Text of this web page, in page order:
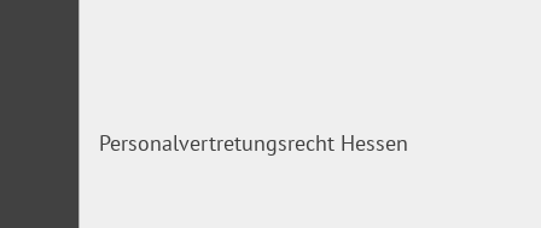
werden? Welche Konsequenzen drohen, wenn die
Personalvertretungsrecht Hessen